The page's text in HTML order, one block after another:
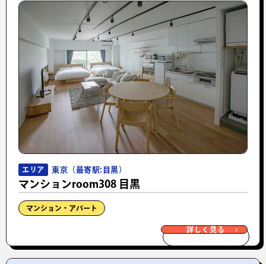
エリア 東京（最寄駅:目黒）
マンションroom308 目黒
マンション・アパート
詳しく見る